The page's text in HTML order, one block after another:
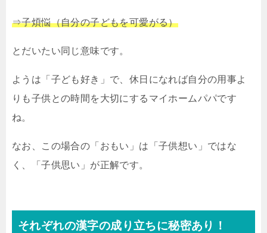
⇒子煩悩（自分の子どもを可愛がる）
とだいたい同じ意味です。
ようは「子ども好き」で、休日になれば自分の用事よ
りも子供との時間を大切にするマイホームパパです
ね。
なお、この場合の「おもい」は「子供想い」ではな
く、「子供思い」が正解です。
それぞれの漢字の成り立ちに秘密あり！